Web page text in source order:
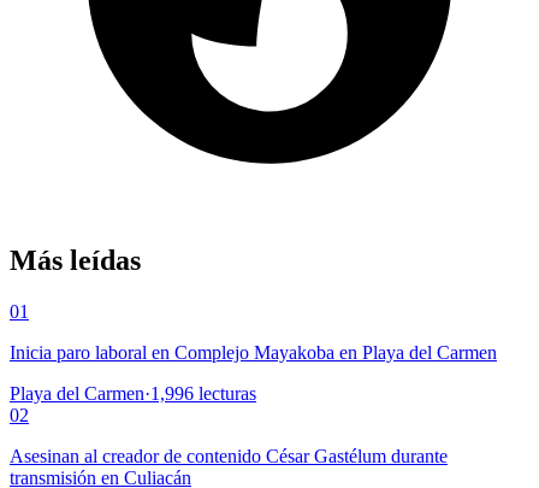
Más leídas
01
Inicia paro laboral en Complejo Mayakoba en Playa del Carmen
Playa del Carmen·1,996 lecturas
02
Asesinan al creador de contenido César Gastélum durante
transmisión en Culiacán